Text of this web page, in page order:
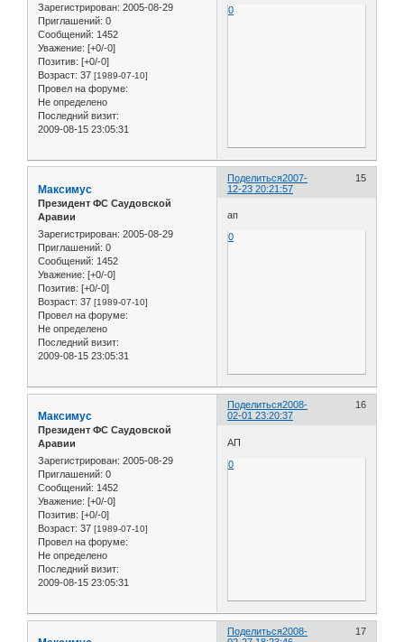
Зарегистрирован: 2005-08-29
Приглашений: 0
Сообщений: 1452
Уважение: [+0/-0]
Позитив: [+0/-0]
Возраст: 37 [1989-07-10]
Провел на форуме:
Не определено
Последний визит:
2009-08-15 23:05:31
0
Поделиться 15
2007-
12-23 20:21:57
Максимус
Президент ФС Саудовской
Аравии
Зарегистрирован: 2005-08-29
Приглашений: 0
Сообщений: 1452
Уважение: [+0/-0]
Позитив: [+0/-0]
Возраст: 37 [1989-07-10]
Провел на форуме:
Не определено
Последний визит:
2009-08-15 23:05:31
ап
0
Поделиться 16
2008-
02-01 23:20:37
Максимус
Президент ФС Саудовской
Аравии
Зарегистрирован: 2005-08-29
Приглашений: 0
Сообщений: 1452
Уважение: [+0/-0]
Позитив: [+0/-0]
Возраст: 37 [1989-07-10]
Провел на форуме:
Не определено
Последний визит:
2009-08-15 23:05:31
АП
0
Поделиться 17
2008-